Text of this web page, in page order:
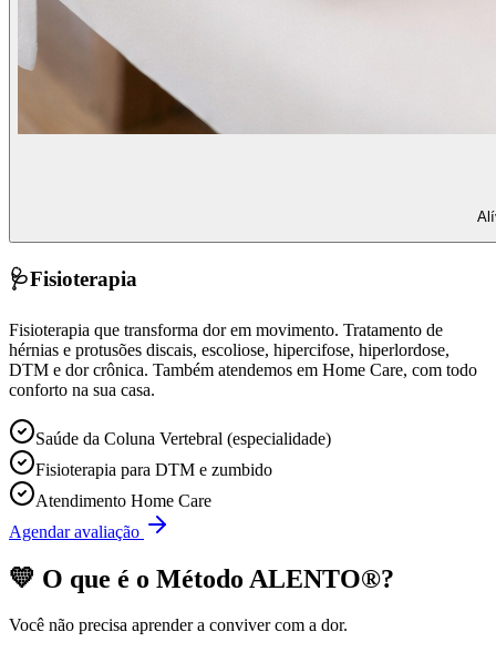
🩺Fisioterapia
Fisioterapia que transforma dor em movimento. Tratamento de
hérnias e protusões discais, escoliose, hipercifose, hiperlordose,
DTM e dor crônica. Também atendemos em Home Care, com todo
conforto na sua casa.
Saúde da Coluna Vertebral (especialidade)
Fisioterapia para DTM e zumbido
Atendimento Home Care
Agendar avaliação
💛 O que é o Método ALENTO®?
Você não precisa aprender a conviver com a dor.